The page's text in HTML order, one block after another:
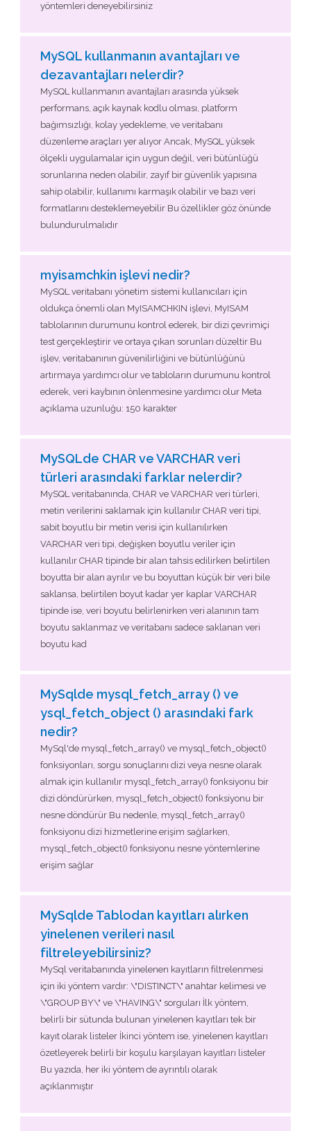
yöntemleri deneyebilirsiniz
MySQL kullanmanın avantajları ve
dezavantajları nelerdir?
MySQL kullanmanın avantajları arasında yüksek
performans, açık kaynak kodlu olması, platform
bağımsızlığı, kolay yedekleme, ve veritabanı
düzenleme araçları yer alıyor Ancak, MySQL yüksek
ölçekli uygulamalar için uygun değil, veri bütünlüğü
sorunlarına neden olabilir, zayıf bir güvenlik yapısına
sahip olabilir, kullanımı karmaşık olabilir ve bazı veri
formatlarını desteklemeyebilir Bu özellikler göz önünde
bulundurulmalıdır
myisamchkin işlevi nedir?
MySQL veritabanı yönetim sistemi kullanıcıları için
oldukça önemli olan MyISAMCHKIN işlevi, MyISAM
tablolarının durumunu kontrol ederek, bir dizi çevrimiçi
test gerçekleştirir ve ortaya çıkan sorunları düzeltir Bu
işlev, veritabanının güvenilirliğini ve bütünlüğünü
artırmaya yardımcı olur ve tabloların durumunu kontrol
ederek, veri kaybının önlenmesine yardımcı olur Meta
açıklama uzunluğu: 150 karakter
MySQLde CHAR ve VARCHAR veri
türleri arasındaki farklar nelerdir?
MySQL veritabanında, CHAR ve VARCHAR veri türleri,
metin verilerini saklamak için kullanılır CHAR veri tipi,
sabit boyutlu bir metin verisi için kullanılırken
VARCHAR veri tipi, değişken boyutlu veriler için
kullanılır CHAR tipinde bir alan tahsis edilirken belirtilen
boyutta bir alan ayrılır ve bu boyuttan küçük bir veri bile
saklansa, belirtilen boyut kadar yer kaplar VARCHAR
tipinde ise, veri boyutu belirlenirken veri alanının tam
boyutu saklanmaz ve veritabanı sadece saklanan veri
boyutu kad
MySqlde mysql_fetch_array () ve
ysql_fetch_object () arasındaki fark
nedir?
MySql'de mysql_fetch_array() ve mysql_fetch_object()
fonksiyonları, sorgu sonuçlarını dizi veya nesne olarak
almak için kullanılır mysql_fetch_array() fonksiyonu bir
dizi döndürürken, mysql_fetch_object() fonksiyonu bir
nesne döndürür Bu nedenle, mysql_fetch_array()
fonksiyonu dizi hizmetlerine erişim sağlarken,
mysql_fetch_object() fonksiyonu nesne yöntemlerine
erişim sağlar
MySqlde Tablodan kayıtları alırken
yinelenen verileri nasıl
filtreleyebilirsiniz?
MySql veritabanında yinelenen kayıtların filtrelenmesi
için iki yöntem vardır: \"DISTINCT\" anahtar kelimesi ve
\"GROUP BY\" ve \"HAVING\" sorguları İlk yöntem,
belirli bir sütunda bulunan yinelenen kayıtları tek bir
kayıt olarak listeler İkinci yöntem ise, yinelenen kayıtları
özetleyerek belirli bir koşulu karşılayan kayıtları listeler
Bu yazıda, her iki yöntem de ayrıntılı olarak
açıklanmıştır